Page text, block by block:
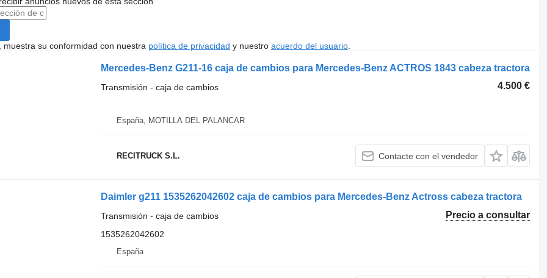
muestra su conformidad con nuestra política de privacidad y nuestro acuerdo del usuario.
Mercedes-Benz G211-16 caja de cambios para Mercedes-Benz ACTROS 1843 cabeza tractora
4.500 €
Transmisión - caja de cambios
España, MOTILLA DEL PALANCAR
RECITRUCK S.L. Contacte con el vendedor
Daimler g211 1535262042602 caja de cambios para Mercedes-Benz Actross cabeza tractora
Precio a consultar
Transmisión - caja de cambios
1535262042602
España